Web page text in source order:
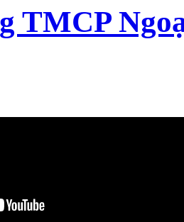
TMCP